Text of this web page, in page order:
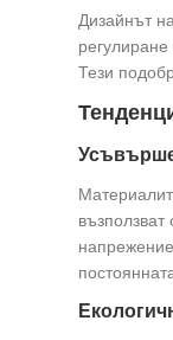
Дизайнът
Тези